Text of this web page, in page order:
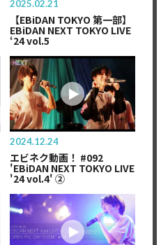
2025.02.21
【EBiDAN TOKYO 第一部】
EBiDAN NEXT TOKYO LIVE
‘24 vol.5
2024.12.24
エビネク動画！ #092
'EBiDAN NEXT TOKYO LIVE
'24 vol.4' ②